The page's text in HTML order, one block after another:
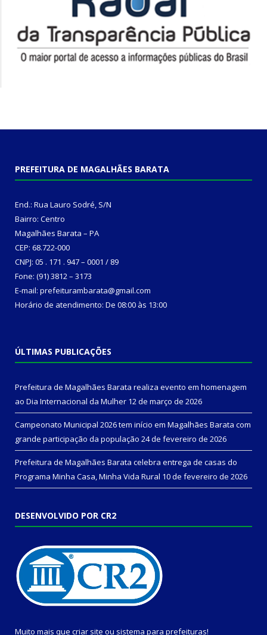
PREFEITURA DE MAGALHÃES BARATA
End.: Rua Lauro Sodré, S/N
Bairro: Centro
Magalhães Barata – PA
CEP: 68.722-000
CNPJ: 05 . 171 . 947 – 0001 / 89
Fone: (91) 3812 – 3173
E-mail: prefeiturambarata@gmail.com
Horário de atendimento: De 08:00 às 13:00
ÚLTIMAS PUBLICAÇÕES
Prefeitura de Magalhães Barata realiza evento em homenagem
ao Dia Internacional da Mulher 12 de março de 2026
Campeonato Municipal 2026 tem início em Magalhães Barata com
grande participação da população 24 de fevereiro de 2026
Prefeitura de Magalhães Barata celebra entrega de casas do
Programa Minha Casa, Minha Vida Rural 10 de fevereiro de 2026
DESENVOLVIDO POR CR2
Muito mais que criar site ou sistema para prefeituras!